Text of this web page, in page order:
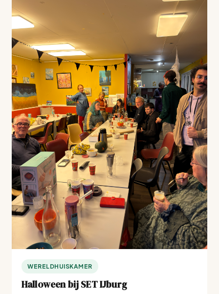
WERELDHUISKAMER
Halloween bij SET IJburg